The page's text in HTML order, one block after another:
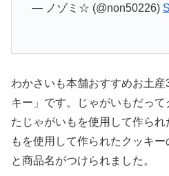
— ノゾミ☆ (@non50226)
わかさいも本舗おすすめお土
キー」です。じゃがいもだっ
たじゃがいもを使用して作ら
もを使用して作られたクッキー
と商品名がつけられました。